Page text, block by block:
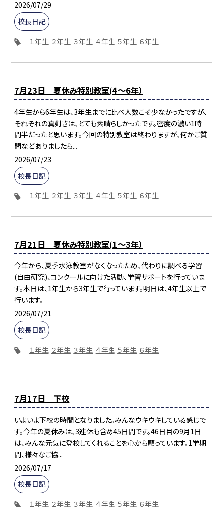
2026/07/29
校長日記
１年生 ２年生 ３年生 ４年生 ５年生 ６年生
7月23日 夏休み特別教室(４～6年）
4年生から6年生は、3年生までに比べ人数こそ少なかったですが、
それぞれの真剣さは、とても素晴らしかったです。密度の濃い1時
間半だったと思います。今回の特別教室は終わりますが、何かご質
問などありましたら...
2026/07/23
校長日記
１年生 ２年生 ３年生 ４年生 ５年生 ６年生
7月21日 夏休み特別教室(１～3年）
今年から、夏季水泳教室がなくなったため、代わりに調べる学習
(自由研究)、コンクールに向けた活動、学習サポートを行っていま
す。本日は、1年生から3年生で行っています。明日は、4年生以上で
行います。
2026/07/21
校長日記
１年生 ２年生 ３年生 ４年生 ５年生 ６年生
7月17日 下校
いよいよ下校の時間となりました。みんなウキウキしている感じで
す。今年の夏休みは、3連休も含め45日間です。46日目の9月1日
は、みんな元気に登校してくれることを心から願っています。1学期
間、様々なご協...
2026/07/17
校長日記
１年生 ２年生 ３年生 ４年生 ５年生 ６年生